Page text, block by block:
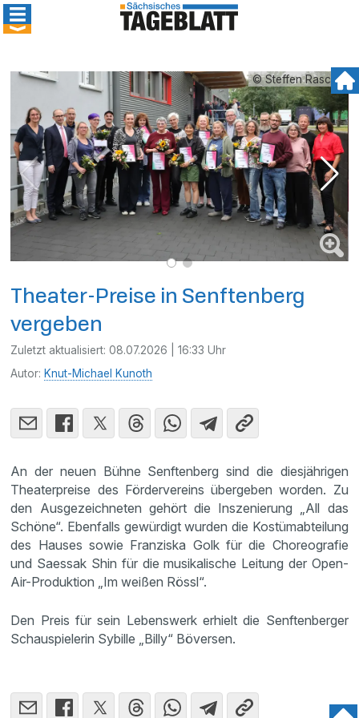
© Steffen Rasche
Theater-Preise in Senftenberg
vergeben
Zuletzt aktualisiert:08.07.2026 | 16:33 Uhr
Autor: Knut-Michael Kunoth
An der neuen Bühne Senftenberg sind die diesjährigen
Theaterpreise des Fördervereins übergeben worden. Zu
den Ausgezeichneten gehört die Inszenierung „All das
Schöne“. Ebenfalls gewürdigt wurden die Kostümabteilung
des Hauses sowie Franziska Golk für die Choreografie
und Saessak Shin für die musikalische Leitung der Open-
Air-Produktion „Im weißen Rössl“.
Den Preis für sein Lebenswerk erhielt die Senftenberger
Schauspielerin Sybille „Billy“ Böversen.